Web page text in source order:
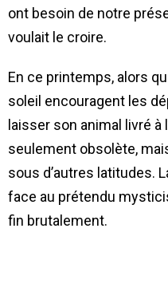
ont besoin de notre
voulait le croire.
En ce printemps, alors
soleil encouragent les
laisser son animal livré
seulement obsolète,
sous d’autres latitudes.
face au prétendu
fin brutalement.